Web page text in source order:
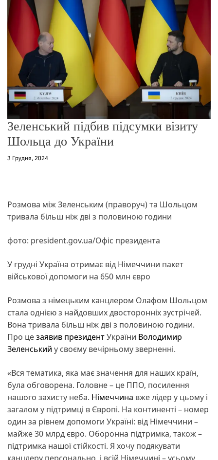
о
р
е
ж
и
м
у
Зеленський підбив підсумки візиту
Шольца до України
3 Грудня, 2024
Розмова між Зеленським (праворуч) та Шольцом
тривала більш ніж дві з половиною години
фото: president.gov.ua/Офіс президента
У грудні Україна отримає від Німеччини пакет
військової допомоги на 650 млн євро
Розмова з німецьким канцлером Олафом Шольцом
стала однією з найдовших двосторонніх зустрічей.
Вона тривала більш ніж дві з половиною години.
Про цезаявив президентУкраїни Володимир
Зеленський у своєму вечірньому зверненні.
«Вся тематика, яка має значення для наших країн,
була обговорена. Головне – це ППО, посилення
нашого захисту неба. Німеччина вже лідер у цьому і
загалом у підтримці в Європі. На континенті – номер
один за рівнем допомоги Україні: від Німеччини –
майже 30 млрд євро. Оборонна підтримка, також –
підтримка нашої стійкості. Я хочу подякувати